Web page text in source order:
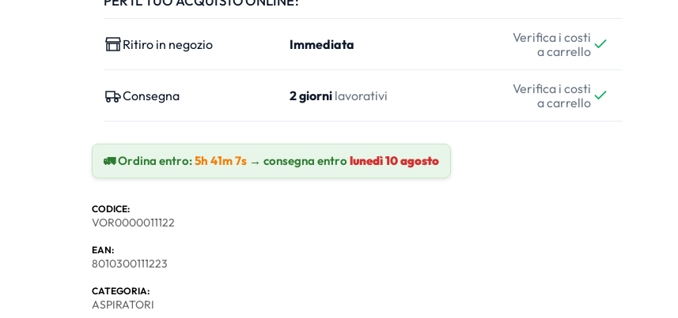
Ritiro in negozio Immediata
Verifica i costi
a carrello
Consegna 2 giornilavorativi
Verifica i costi
a carrello
🚛 Ordina entro:5h 41m 6s → consegna entrolunedì 10 agosto
CODICE:
VOR0000011122
EAN:
8010300111223
CATEGORIA:
ASPIRATORI